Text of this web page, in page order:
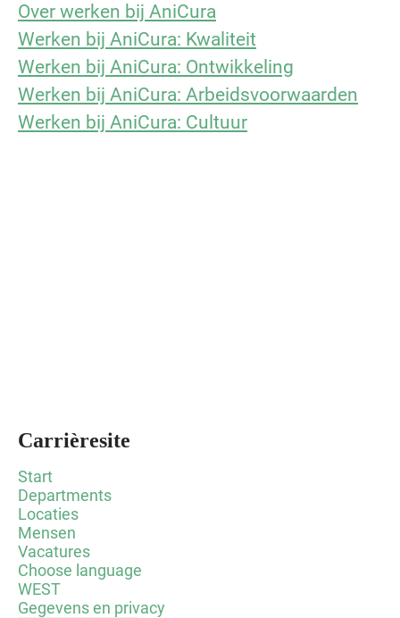
Over werken bij AniCura
Werken bij AniCura: Kwaliteit
Werken bij AniCura: Ontwikkeling
Werken bij AniCura: Arbeidsvoorwaarden
Werken bij AniCura: Cultuur
Carrièresite
Start
Departments
Locaties
Mensen
Vacatures
Choose language
WEST
Gegevens en privacy